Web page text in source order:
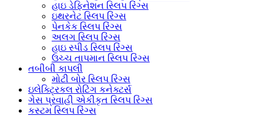
હાઇ ડેફિનેશન સ્લિપ રિંગ્સ
ઇથરનેટ સ્લિપ રિંગ્સ
પેનકેક સ્લિપ રિંગ્સ
અલગ સ્લિપ રિંગ્સ
હાઇ સ્પીડ સ્લિપ રિંગ્સ
ઉચ્ચ તાપમાન સ્લિપ રિંગ્સ
તબીબી કાપલી
મોટી બોર સ્લિપ રિંગ્સ
ઇલેક્ટ્રિકલ રોટિંગ કનેક્ટર્સ
ગેસ પ્રવાહી એકીકૃત સ્લિપ રિંગ્સ
કસ્ટમ સ્લિપ રિંગ્સ